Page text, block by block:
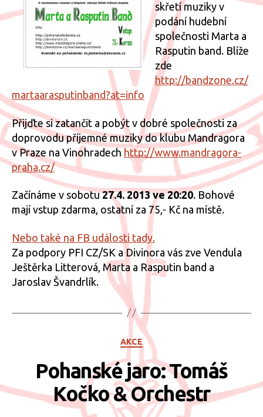
skřetí muziky v
podání hudební
společnosti Marta a
Rasputin band. Blíže
zde
http://bandzone.cz/
martaarasputinband?at=info
Přijďte si zatančit a pobýt v dobré společnosti za
doprovodu příjemné muziky do klubu Mandragora
v Praze na Vinohradech http://www.mandragora-
praha.cz/
Začínáme v sobotu27.4. 2013 ve 20:20. Bohové
mají vstup zdarma, ostatní za 75,- Kč na místě.
Nebo také na FB události tady.
Za podpory PFI CZ/SK a Divinora vás zve Vendula
Ještěrka Litterová, Marta a Rasputin band a
Jaroslav Švandrlík.
Rubriky
AKCE
Pohanské jaro: Tomáš
Kočko & Orchestr